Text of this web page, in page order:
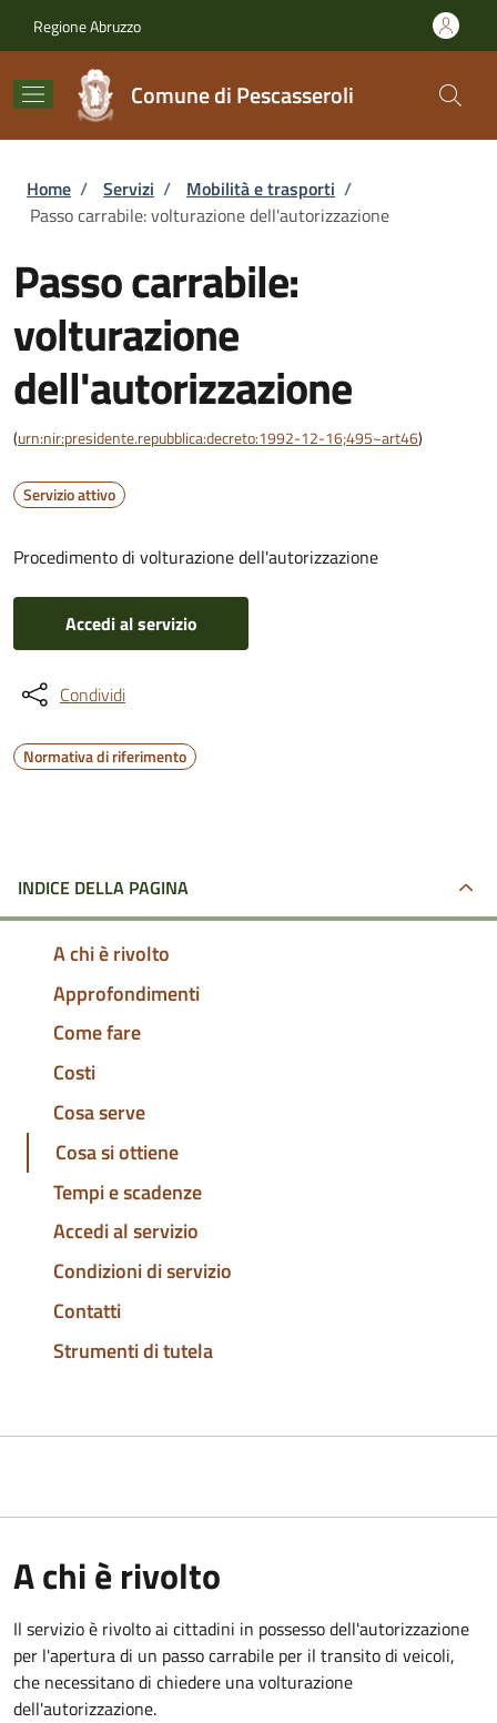
Regione Abruzzo
Comune di Pescasseroli
Briciole di pane
Home / Servizi / Mobilità e trasporti /
Passo carrabile: volturazione dell'autorizzazione
Passo carrabile:
volturazione
dell'autorizzazione
(urn:nir:presidente.repubblica:decreto:1992-12-16;495~art46)
Servizio attivo
Procedimento di volturazione dell'autorizzazione
Accedi al servizio
Condividi
Normativa di riferimento
INDICE DELLA PAGINA
A chi è rivolto
Approfondimenti
Come fare
Costi
Cosa serve
Cosa si ottiene
Tempi e scadenze
Accedi al servizio
Condizioni di servizio
Contatti
Strumenti di tutela
A chi è rivolto
Il servizio è rivolto ai cittadini in possesso dell'autorizzazione
per l'apertura di un passo carrabile per il transito di veicoli,
che necessitano di chiedere una volturazione
dell'autorizzazione.